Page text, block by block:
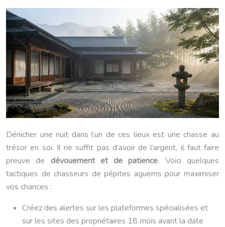
Dénicher une nuit dans l’un de ces lieux est une chasse au
trésor en soi. Il ne suffit pas d’avoir de l’argent, il faut faire
preuve de dévouement et de patience. Voici quelques
tactiques de chasseurs de pépites aguerris pour maximiser
vos chances :
Créez des alertes sur les plateformes spécialisées et
sur les sites des propriétaires 18 mois avant la date